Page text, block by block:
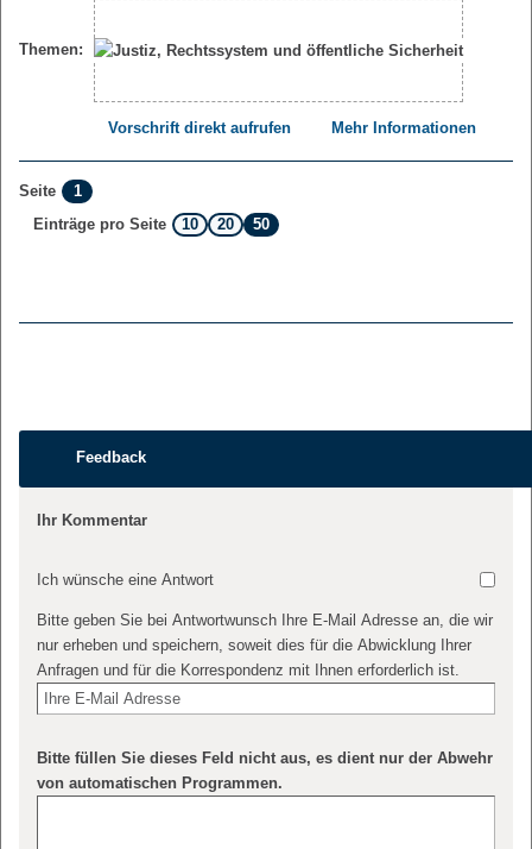
Themen:
Vorschrift direkt aufrufen Mehr Informationen
Seite
1
Einträge pro Seite
10 20 50
Feedback
Ihr Kommentar
Ich wünsche eine Antwort
Bitte geben Sie bei Antwortwunsch Ihre E-Mail Adresse an, die wir
nur erheben und speichern, soweit dies für die Abwicklung Ihrer
Anfragen und für die Korrespondenz mit Ihnen erforderlich ist.
Bitte füllen Sie dieses Feld nicht aus, es dient nur der Abwehr
von automatischen Programmen.